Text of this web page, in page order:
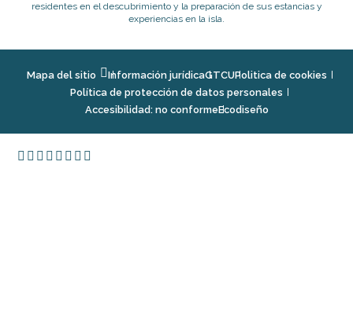
residentes en el descubrimiento y la preparación de sus estancias y
experiencias en la isla.
Mapa del sitio Información jurídicaGTCUPolitica de cookies
Política de protección de datos personales
Accesibilidad: no conformeEcodiseño